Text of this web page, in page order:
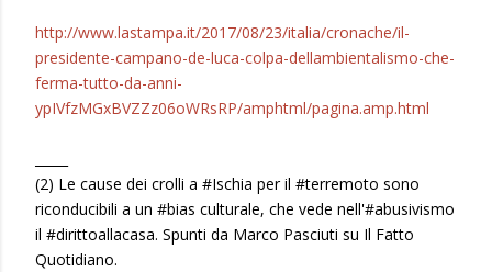
http://www.lastampa.it/2017/08/23/italia/cronache/il-
presidente-campano-de-luca-colpa-dellambientalismo-che-
ferma-tutto-da-anni-
ypIVfzMGxBVZZz06oWRsRP/amphtml/pagina.amp.html
(2) Le cause dei crolli a #Ischia per il #terremoto sono
riconducibili a un #bias culturale, che vede nell'#abusivismo
il #dirittoallacasa. Spunti da Marco Pasciuti su Il Fatto
Quotidiano.